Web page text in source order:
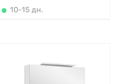
10-15 дн.